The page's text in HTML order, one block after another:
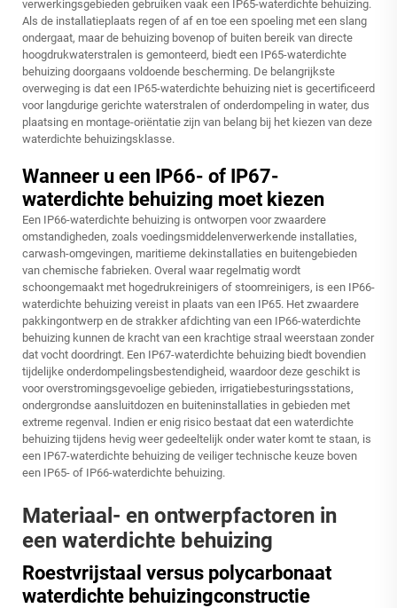
verwerkingsgebieden gebruiken vaak een IP65-waterdichte behuizing.
Als de installatieplaats regen of af en toe een spoeling met een slang
ondergaat, maar de behuizing bovenop of buiten bereik van directe
hoogdrukwaterstralen is gemonteerd, biedt een IP65-waterdichte
behuizing doorgaans voldoende bescherming. De belangrijkste
overweging is dat een IP65-waterdichte behuizing niet is gecertificeerd
voor langdurige gerichte waterstralen of onderdompeling in water, dus
plaatsing en montage-oriëntatie zijn van belang bij het kiezen van deze
waterdichte behuizingsklasse.
Wanneer u een IP66- of IP67-
waterdichte behuizing moet kiezen
Een IP66-waterdichte behuizing is ontworpen voor zwaardere
omstandigheden, zoals voedingsmiddelenverwerkende installaties,
carwash-omgevingen, maritieme dekinstallaties en buitengebieden
van chemische fabrieken. Overal waar regelmatig wordt
schoongemaakt met hogedrukreinigers of stoomreinigers, is een IP66-
waterdichte behuizing vereist in plaats van een IP65. Het zwaardere
pakkingontwerp en de strakker afdichting van een IP66-waterdichte
behuizing kunnen de kracht van een krachtige straal weerstaan zonder
dat vocht doordringt. Een IP67-waterdichte behuizing biedt bovendien
tijdelijke onderdompelingsbestendigheid, waardoor deze geschikt is
voor overstromingsgevoelige gebieden, irrigatiebesturingsstations,
ondergrondse aansluitdozen en buiteninstallaties in gebieden met
extreme regenval. Indien er enig risico bestaat dat een waterdichte
behuizing tijdens hevig weer gedeeltelijk onder water komt te staan, is
een IP67-waterdichte behuizing de veiliger technische keuze boven
een IP65- of IP66-waterdichte behuizing.
Materiaal- en ontwerpfactoren in
een waterdichte behuizing
Roestvrijstaal versus polycarbonaat
waterdichte behuizingconstructie